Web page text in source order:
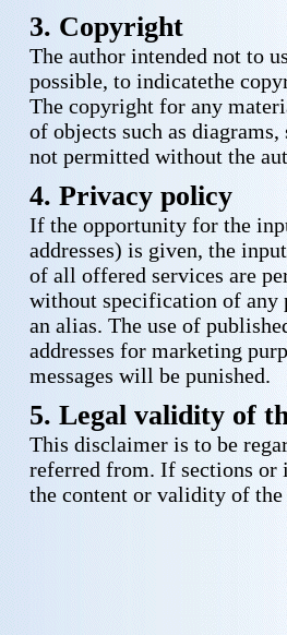
3. Copyright
The author intended not to
possible, to indicatethe
The copyright for any
of objects such as
not permitted without the
4. Privacy policy
If the opportunity for the
addresses) is given, the
of all offered services are
without specification of any
an alias. The use of
addresses for marketing
messages will be punished.
5. Legal validity of
This disclaimer is to be
referred from. If sections or
the content or validity of